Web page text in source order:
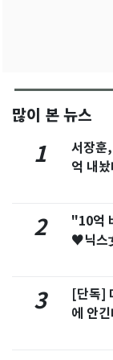
많이 본 뉴스
1
서장훈
억 내
2
"10억
♥닉스
3
[단독]
에 안